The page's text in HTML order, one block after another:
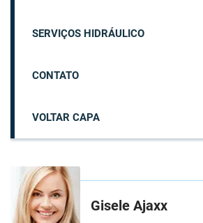
SERVIÇOS HIDRÁULICO
CONTATO
VOLTAR CAPA
Gisele Ajaxx